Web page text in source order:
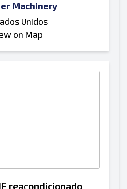
Machinery
Unidos
on Map
reacondicionado